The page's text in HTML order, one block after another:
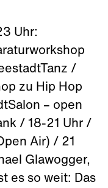
Uhr:
/
zu Hip Hop
– open
/ 18-21 Uhr /
Air) / 21
Glawogger,
es so weit: Das